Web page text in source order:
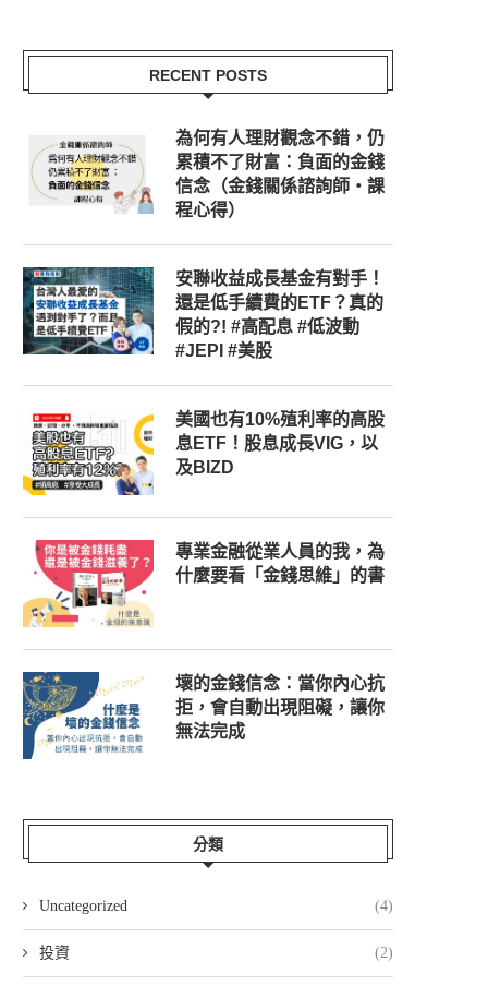
RECENT POSTS
為何有人理財觀念不錯，仍
累積不了財富：負面的金錢
信念（金錢關係諮詢師‧課
程心得）
安聯收益成長基金有對手！
還是低手續費的ETF？真的
假的?! #高配息 #低波動
#JEPI #美股
美國也有10%殖利率的高股
息ETF！股息成長VIG，以
及BIZD
專業金融從業人員的我，為
什麼要看「金錢思維」的書
壞的金錢信念：當你內心抗
拒，會自動出現阻礙，讓你
無法完成
分類
Uncategorized (4)
投資 (2)